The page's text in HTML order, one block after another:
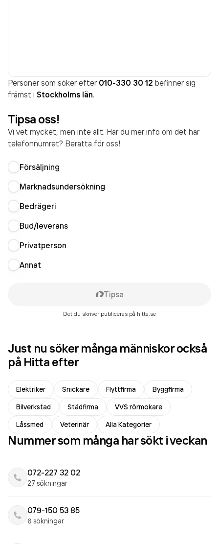
Personer som söker efter 010-330 30 12 befinner sig
främst i Stockholms län.
Tipsa oss!
Vi vet mycket, men inte allt. Har du mer info om det här
telefonnumret? Berätta för oss!
Försäljning
Marknadsundersökning
Bedrägeri
Bud/leverans
Privatperson
Annat
Tipsa
Det du skriver publiceras på hitta.se
Just nu söker många människor också
på Hitta efter
Elektriker Snickare Flyttfirma
Byggfirma
Bilverkstad
Städfirma
VVS rörmokare
Låssmed
Veterinär Alla Kategorier
Nummer som många har sökt i veckan
072-227 32 02
27 sökningar
079-150 53 85
6 sökningar